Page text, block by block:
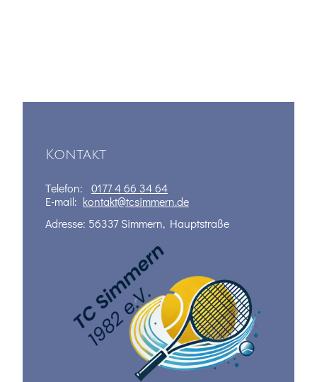
Kontakt
Telefon: 0177 4 66 34 64
E-mail: kontakt@tcsimmern.de
Adresse: 56337 Simmern, Hauptstraße